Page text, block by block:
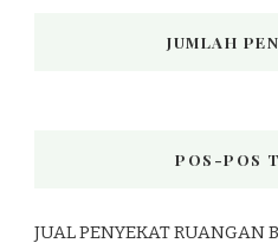
JUMLAH
POS-POS
JUAL PENYEKAT RUANGAN